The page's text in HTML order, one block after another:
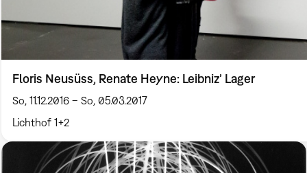
Floris Neusüss, Renate Heyne: Leibniz’ Lager
So, 11.12.2016 – So, 05.03.2017
Lichthof 1+2